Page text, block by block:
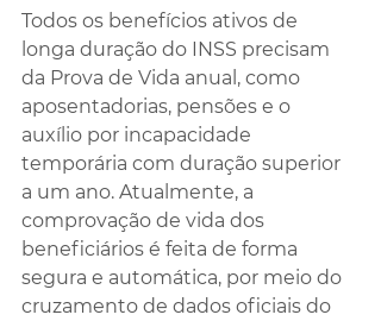
Todos os benefícios ativos de
longa duração do INSS precisam
da Prova de Vida anual, como
aposentadorias, pensões e o
auxílio por incapacidade
temporária com duração superior
a um ano. Atualmente, a
comprovação de vida dos
beneficiários é feita de forma
segura e automática, por meio do
cruzamento de dados oficiais do